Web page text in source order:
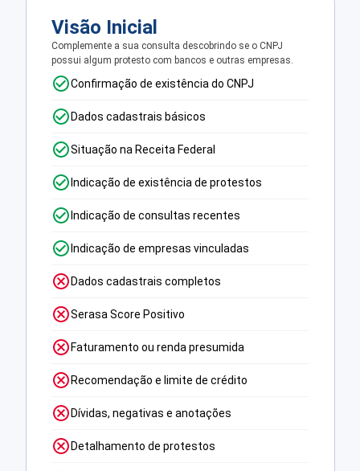
Visão Inicial
Complemente a sua consulta descobrindo se o CNPJ
possui algum protesto com bancos e outras empresas.
Confirmação de existência do CNPJ
Dados cadastrais básicos
Situação na Receita Federal
Indicação de existência de protestos
Indicação de consultas recentes
Indicação de empresas vinculadas
Dados cadastrais completos
Serasa Score Positivo
Faturamento ou renda presumida
Recomendação e limite de crédito
Dívidas, negativas e anotações
Detalhamento de protestos